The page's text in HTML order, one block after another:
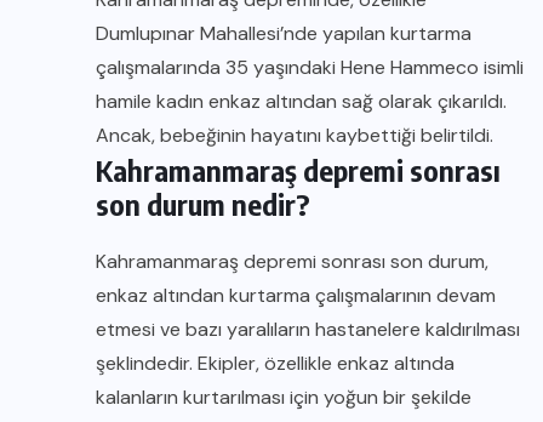
Dumlupınar Mahallesi’nde yapılan kurtarma
çalışmalarında 35 yaşındaki Hene Hammeco isimli
hamile kadın enkaz altından sağ olarak çıkarıldı.
Ancak, bebeğinin hayatını kaybettiği belirtildi.
Kahramanmaraş depremi sonrası
son durum nedir?
Kahramanmaraş depremi sonrası son durum,
enkaz altından kurtarma çalışmalarının devam
etmesi ve bazı yaralıların hastanelere kaldırılması
şeklindedir. Ekipler, özellikle enkaz altında
kalanların kurtarılması için yoğun bir şekilde